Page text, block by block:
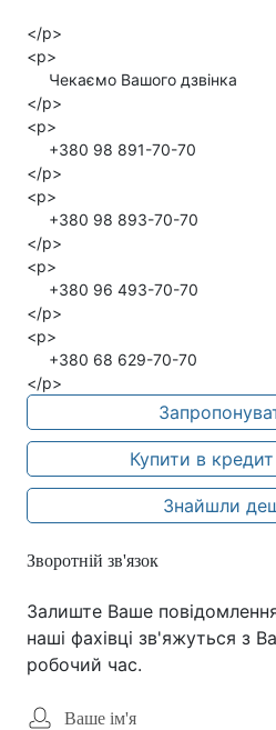
</p>
<p>
Чекаємо Вашого дзвінка
</p>
<p>
+380 98 891-70-70
</p>
<p>
+380 98 893-70-70
</p>
<p>
+380 96 493-70-70
</p>
<p>
+380 68 629-70-70
</p>
Купити в кредит
Знайшли
Зворотній зв'язок
Залиште Ваше повідомлення
наші фахівці зв'яжуться з
робочий час.
Ваше ім'я